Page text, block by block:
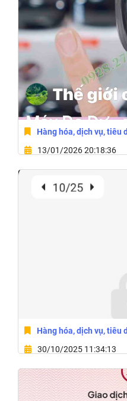
Hàng hóa, dịch vụ, tiêu
13/01/2026 20:18:36
166 Phan Bội
Hàng hóa, dịch vụ, tiêu
30/10/2025 11:34:13
63 Đường Trần Quang
Thuột,Tỉnh Đắk Lắk